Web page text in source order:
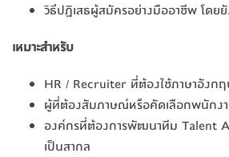
วิธีปฏิเสธผู้สมัครอย่างมืออาชีพ โด
เหมาะสำหรับ
HR / Recruiter ที่ต้องใช้ภาษาอังกฤ
ผู้ที่ต้องสัมภาษณ์หรือคัดเลือกพนักง
องค์กรที่ต้องการพัฒนาทีม Talent
เป็นสากล